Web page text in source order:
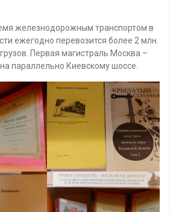
железнодорожным транспортом в
ежегодно перевозится более 2 млн.
Первая магистраль Москва –
параллельно Киевскому шоссе.